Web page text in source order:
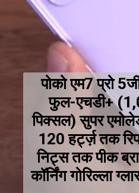
पोको एम7 प्रो
फुल-एचडी+
पिक्सल) सुपर
120 हर्ट्ज़ तक
निट्स तक पीक
कॉर्निंग गोरिल्ला